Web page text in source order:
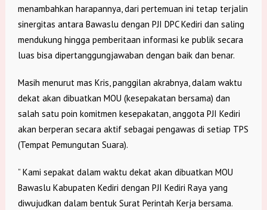
menambahkan harapannya, dari pertemuan ini tetap terjalin
sinergitas antara Bawaslu dengan PJI DPC Kediri dan saling
mendukung hingga pemberitaan informasi ke publik secara
luas bisa dipertanggungjawaban dengan baik dan benar.
Masih menurut mas Kris, panggilan akrabnya, dalam waktu
dekat akan dibuatkan MOU (kesepakatan bersama) dan
salah satu poin komitmen kesepakatan, anggota PJI Kediri
akan berperan secara aktif sebagai pengawas di setiap TPS
(Tempat Pemungutan Suara).
” Kami sepakat dalam waktu dekat akan dibuatkan MOU
Bawaslu Kabupaten Kediri dengan PJI Kediri Raya yang
diwujudkan dalam bentuk Surat Perintah Kerja bersama.